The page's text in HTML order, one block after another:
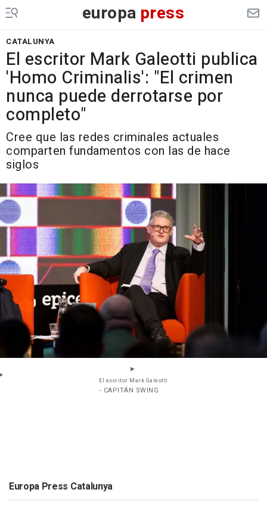
europa press
CATALUNYA
El escritor Mark Galeotti publica
'Homo Criminalis': "El crimen
nunca puede derrotarse por
completo"
Cree que las redes criminales actuales
comparten fundamentos con las de hace
siglos
El escritor Mark Galeotti
- CAPITÁN SWING
Europa Press Catalunya